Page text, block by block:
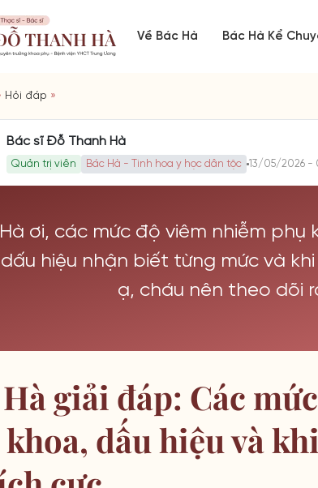
Về Bác Hà Bác Hà Kể
Hỏi đáp »
Bác sĩ Đỗ Thanh Hà
Quản trị viên Bác Hà - Tinh hoa y học dân tộc 13/05/2026 -
ơi, các mức độ viêm nhiễm
hiệu nhận biết từng mức và
ạ, cháu nên theo dõi
giải đáp: Các
dấu hiệu và